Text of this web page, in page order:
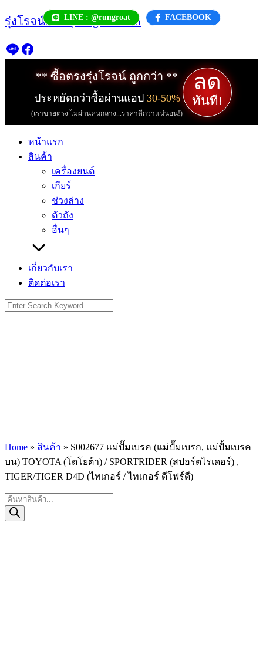
Skip
to
LINE : @rungroat FACEBOOK
รุ่งโรจน์.com | rungroat.com
** ซื้อตรงรุ่งโรจน์ ถูกกว่า **
ประหยัดกว่าซื้อผ่านแอป 30-50%
(เราขายตรง ไม่ผ่านคนกลาง...ราคาดีกว่าแน่นอน!)
ลด
ทันที!
หน้าแรก
สินค้า
เครื่องยนต์
เกียร์
ช่วงล่าง
ตัวถัง
อื่นๆ
เกี่ยวกับเรา
ติดต่อเรา
Search
for:
Home » สินค้า » S002677 แม่ปั๊มเบรค (แม่ปั๊มเบรก, แม่ปั้มเบรค
บน) TOYOTA (โตโยต้า) / SPORTRIDER (สปอร์ตไรเดอร์) ,
TIGER/TIGER D4D (ไทเกอร์ / ไทเกอร์ ดีโฟร์ดี)
Products
search